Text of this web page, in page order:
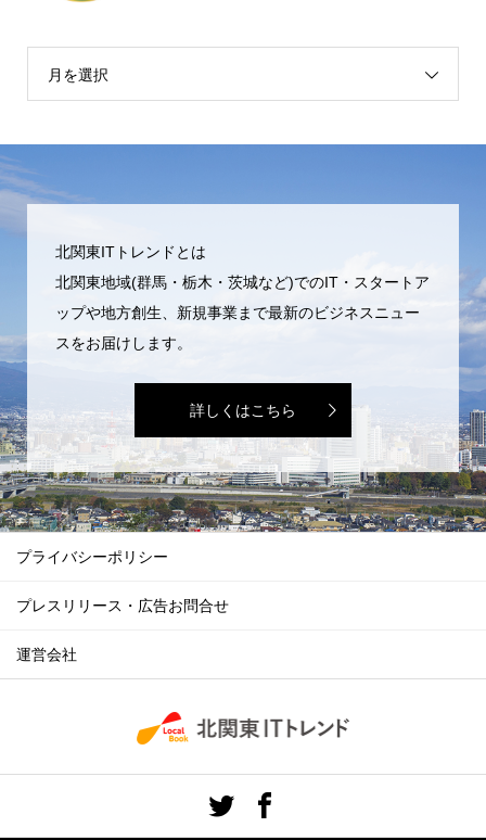
月を選択
北関東ITトレンドとは
北関東地域(群馬・栃木・茨城など)でのIT・スタートア
ップや地方創生、新規事業まで最新のビジネスニュー
スをお届けします。
詳しくはこちら
プライバシーポリシー
プレスリリース・広告お問合せ
運営会社